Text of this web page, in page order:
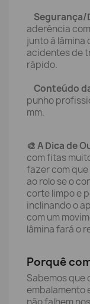
Segurança/
aderência
junto à lâmina
acidentes de
rápido.
Conteúdo
punho
mm.
🎨 A Dica de
com fitas
fazer com
ao rolo se o
corte limpo e
inclinando o
com um
lâmina fará o
Porquê
Sabemos que
embalamento